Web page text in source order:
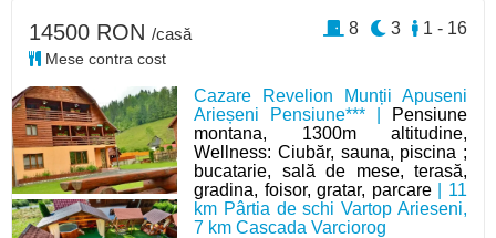
Cazare Revelion Munții Apuseni
Arieșeni Pensiune*** |
Pensiune
montana, 1300m altitudine,
Wellness: Ciubăr, sauna, piscina ;
bucatarie, sală de mese, terasă,
gradina, foisor, gratar, parcare| 11
km Pârtia de schi Vartop Arieseni,
7 km Cascada Varciorog
14500 RON /casă
Mese contra cost
1 - 16
3
8